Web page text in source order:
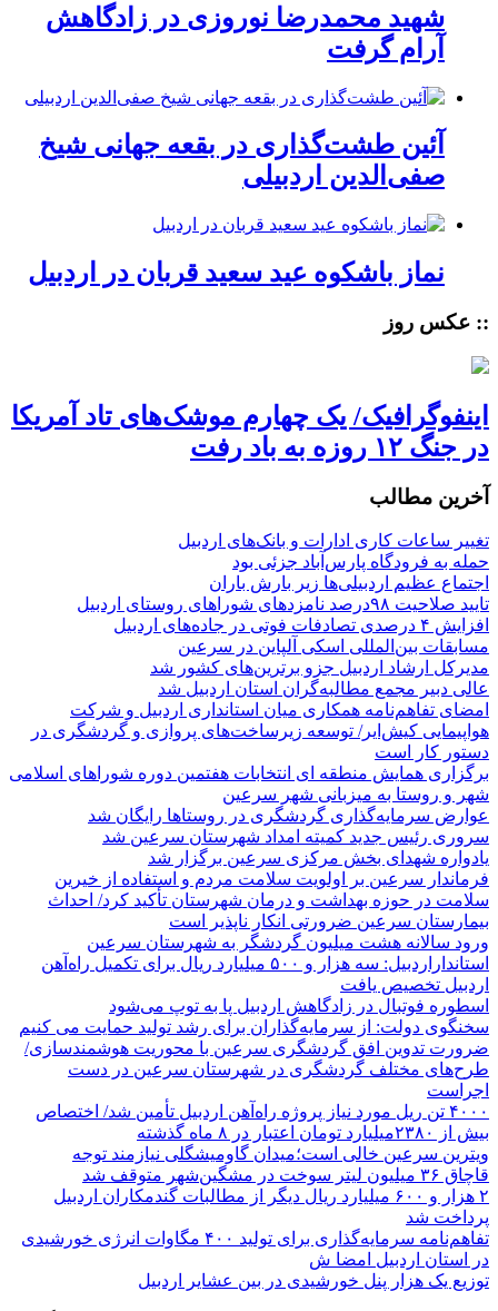
شهید محمدرضا نوروزی در زادگاهش
آرام گرفت
آئین طشت‌گذاری در بقعه جهانی شیخ
صفی‌الدین اردبیلی
نماز باشکوه عید سعید قربان در اردبیل
:: عکس روز
اینفوگرافیک/ یک چهارم موشک‌های تاد آمریکا
در جنگ ۱۲ روزه به باد رفت
آخرین مطالب
تغییر ساعات کاری ادارات و بانک‌های اردبیل
حمله به فرودگاه پارس‌‌آباد جزئی بود
اجتماع عظیم اردبیلی‌ها زیر بارش باران
تایید صلاحیت ۹۸درصد نامزدهای شوراهای روستای اردبیل
افزایش ۴ درصدی تصادفات فوتی در جاده‌های اردبیل
مسابقات بین‌المللی اسکی آلپاین در سرعین
مدیرکل ارشاد اردبیل جزو برترین‌های کشور شد
عالی دبیر مجمع مطالبه‌گران استان اردبیل شد
امضای تفاهم‌نامه همکاری میان استانداری اردبیل و شرکت
هواپیمایی کیش‌ایر/ توسعه زیرساخت‌های پروازی و گردشگری در
دستور کار است
برگزاری همایش منطقه ای انتخابات هفتمین دوره شوراهای اسلامی
شهر و روستا به میزبانی شهر سرعین
عوارض سرمایه‌گذاری گردشگری در روستاها رایگان شد
سروری رئیس جدید کمیته امداد شهرستان سرعین شد
یادواره شهدای بخش مرکزی سرعین برگزار شد
فرماندار سرعین بر اولویت سلامت مردم و استفاده از خیرین
سلامت در حوزه بهداشت و درمان شهرستان تأکید کرد/ احداث
بیمارستان سرعین ضرورتی انکار ناپذیر است
ورود سالانه هشت میلیون گردشگر به شهرستان سرعین
استانداراردبیل: سه هزار و ۵۰۰ میلیارد ریال برای تکمیل راه‌آهن
اردبیل تخصیص یافت
اسطوره فوتبال در زادگاهش اردبیل پا به توپ می‌شود
سخنگوی دولت: از سرمایه‌گذاران برای رشد تولید حمایت می کنیم
ضرورت تدوین افق گردشگری سرعین با محوریت هوشمندسازی/
طرح‌های مختلف گردشگری در شهرستان سرعین در دست
اجراست
۴۰۰۰ تن ریل مورد نیاز پروژه راه‌آهن اردبیل تأمین شد/ اختصاص
بیش از ۲۳۸۰میلیارد تومان اعتبار در ۸ ماه گذشته
ویترین سرعین خالی است؛میدان گاومیشگلی نیازمند توجه
قاچاق ۳۶ میلیون لیتر سوخت در مشگین‌شهر متوقف شد
۲ هزار و ۶۰۰‌ میلیارد ریال دیگر از مطالبات گندمکاران اردبیل
پرداخت شد
تفاهم‌نامه سرمایه‌گذاری برای تولید ۴۰۰ مگاوات انرژی خورشیدی
در استان اردبیل امضا ش
توزیع یک هزار پنل خورشیدی در بین عشایر اردبیل